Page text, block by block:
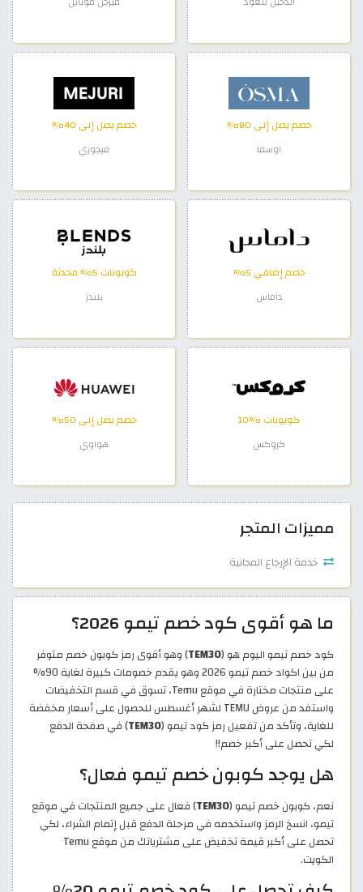
خصم يصل إلى 80%
اوسما
خصم يصل إلى 40%
ميجوري
خصم إضافي 5%
داماس
كوبونات 5% محدثة
بلندز
كوبونات %10
كروكس
خصم يصل إلى 50%
هواوي
مميزات المتجر
خدمة الإرجاع المجانية
ما هو أقوى كود خصم تيمو 2026؟
كود خصم تيمو اليوم هو (TEM30) وهو أقوى رمز كوبون خصم متوفر
من بين اكواد خصم تيمو 2026 وهو يقدم خصومات كبيرة لغاية 90%
على منتجات مختارة في موقع Temu، تسوق في قسم التخفيضات
واستفد من عروض TEMU لشهر أغسطس للحصول على أسعار مخفضة
للغاية، وتأكد من تفعيل رمز كود تيمو (TEM30) في صفحة الدفع
لكي تحصل على أكبر خصم!!
هل يوجد كوبون خصم تيمو فعال؟
نعم، كوبون خصم تيمو (TEM30) فعال على جميع المنتجات في موقع
تيمو، انسخ الرمز واستخدمه في مرحلة الدفع قبل إتمام الشراء، لكي
تحصل على أكبر قيمة تخفيض على مشترياتك من موقع Temu
الكويت.